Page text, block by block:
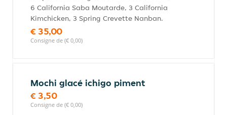
6 California Saba Moutarde, 3 California
Kimchicken, 3 Spring Crevette Nanban.
€ 35,00
Consigne de (€ 0,00)
Mochi glacé ichigo piment
€ 3,50
Consigne de (€ 0,00)